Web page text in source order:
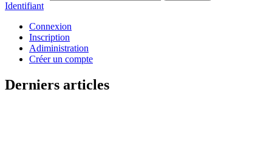
Identifiant
Connexion
Inscription
Adiministration
Créer un compte
Derniers articles